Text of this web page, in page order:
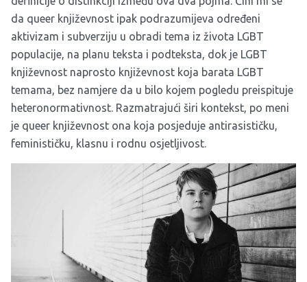
da queer književnost ipak podrazumijeva određeni
aktivizam i subverziju u obradi tema iz života LGBT
populacije, na planu teksta i podteksta, dok je LGBT
književnost naprosto književnost koja barata LGBT
temama, bez namjere da u bilo kojem pogledu preispituje
heteronormativnost. Razmatrajući širi kontekst, po meni
je queer književnost ona koja posjeduje antirasističku,
feminističku, klasnu i rodnu osjetljivost.